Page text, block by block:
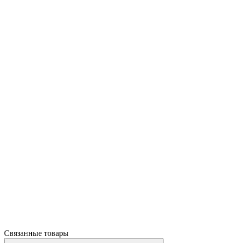
Связанные товары